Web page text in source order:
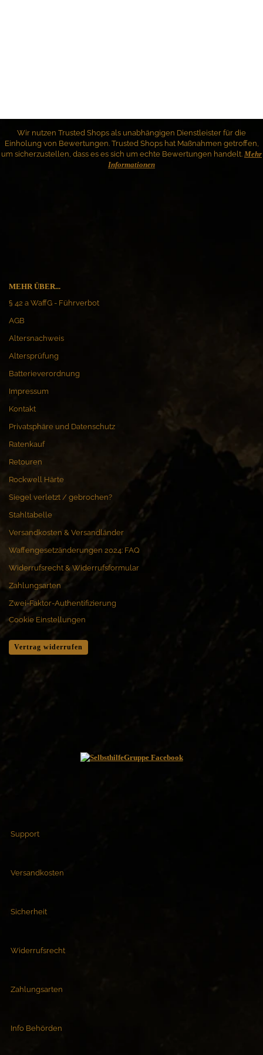
Wir nutzen Trusted Shops als unabhängigen Dienstleister für die
Einholung von Bewertungen. Trusted Shops hat Maßnahmen getroffen,
um sicherzustellen, dass es es sich um echte Bewertungen handelt. Mehr
Informationen
MEHR ÜBER...
§ 42 a WaffG - Führverbot
AGB
Altersnachweis
Altersprüfung
Batterieverordnung
Impressum
Kontakt
Privatsphäre und Datenschutz
Ratenkauf
Retouren
Rockwell Härte
Siegel verletzt / gebrochen?
Stahltabelle
Versandkosten & Versandländer
Waffengesetzänderungen 2024: FAQ
Widerrufsrecht & Widerrufsformular
Zahlungsarten
Zwei-Faktor-Authentifizierung
Cookie Einstellungen
Vertrag widerrufen
Support
Versandkosten
Sicherheit
Widerrufsrecht
Zahlungsarten
Info Behörden